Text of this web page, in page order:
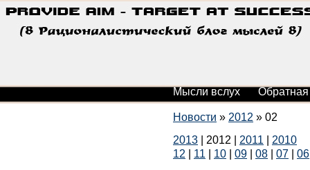
Мысли вслух Обратная
Новости » 2012 » 02
2013
2012 2011
2010
12
11 10 09 08 07 06